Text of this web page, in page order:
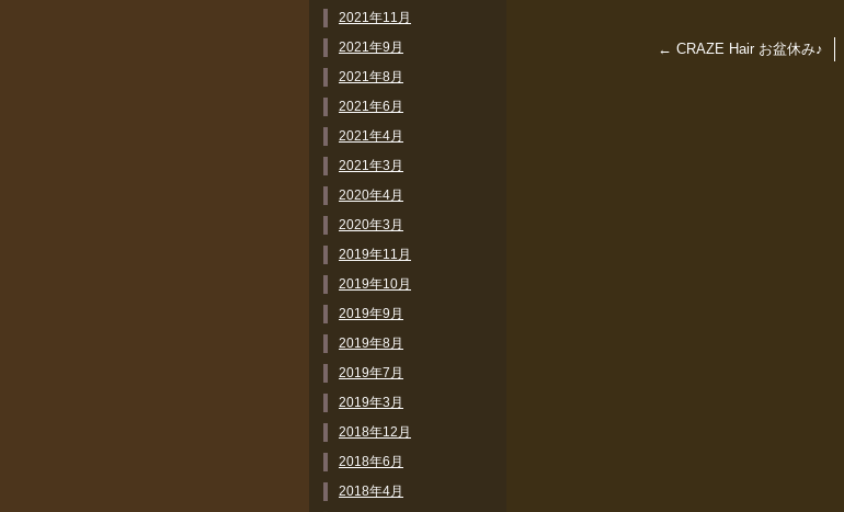
← CRAZE Hair お盆休み♪
2021年11月
2021年9月
2021年8月
2021年6月
2021年4月
2021年3月
2020年4月
2020年3月
2019年11月
2019年10月
2019年9月
2019年8月
2019年7月
2019年3月
2018年12月
2018年6月
2018年4月